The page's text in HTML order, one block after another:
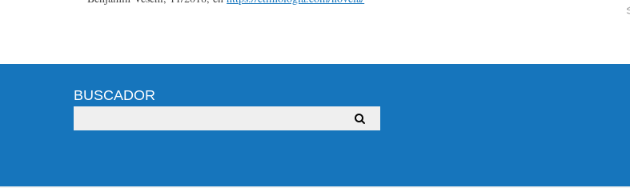
BUSCADOR